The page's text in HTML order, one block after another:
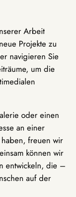
Arbeit
Projekte zu
navigieren Sie
um die
oder einen
an einer
freuen wir
können wir
entwickeln, die –
auf der